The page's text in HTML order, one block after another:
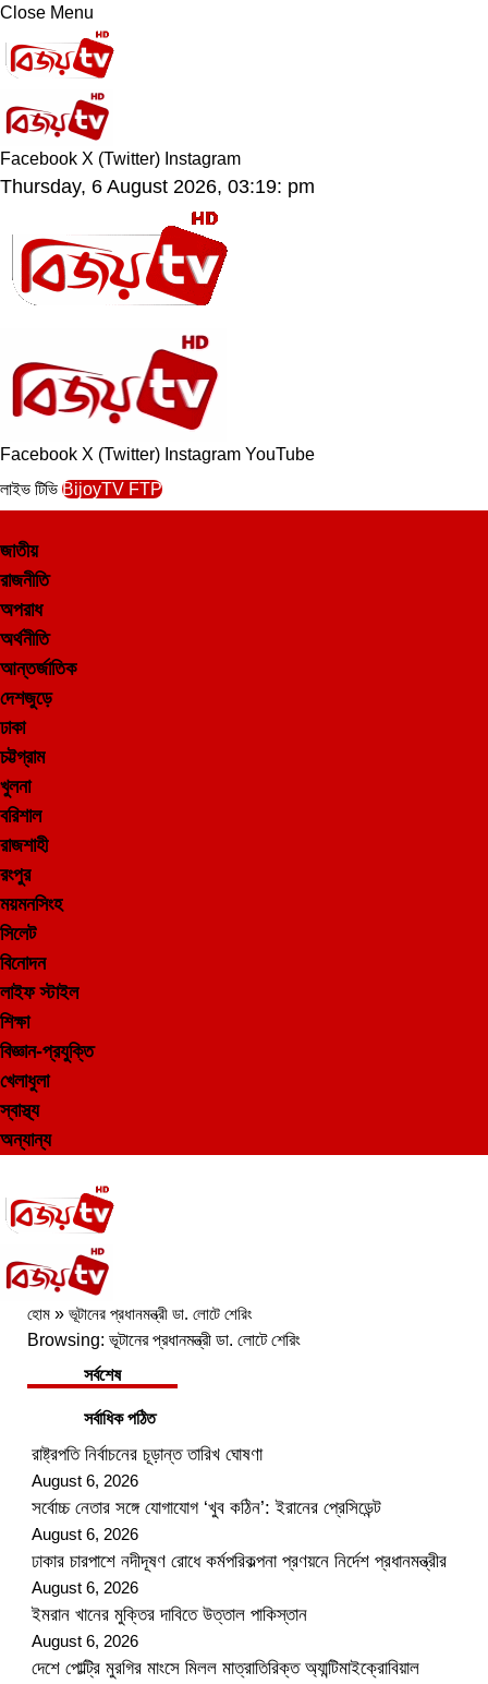
Close Menu
Facebook X (Twitter) Instagram
Thursday, 6 August 2026, 03:19: pm
Facebook X (Twitter) Instagram YouTube
লাইভ টিভি BijoyTV FTP
জাতীয়
রাজনীতি
অপরাধ
অর্থনীতি
আন্তর্জাতিক
দেশজুড়ে
ঢাকা
চট্টগ্রাম
খুলনা
বরিশাল
রাজশাহী
রংপুর
ময়মনসিংহ
সিলেট
বিনোদন
লাইফ স্টাইল
শিক্ষা
বিজ্ঞান-প্রযুক্তি
খেলাধুলা
স্বাস্থ্য
অন্যান্য
হোম » ভূটানের প্রধানমন্ত্রী ডা. লোটে শেরিং
Browsing: ভূটানের প্রধানমন্ত্রী ডা. লোটে শেরিং
সর্বশেষ
সর্বাধিক পঠিত
রাষ্ট্রপতি নির্বাচনের চূড়ান্ত তারিখ ঘোষণা
August 6, 2026
সর্বোচ্চ নেতার সঙ্গে যোগাযোগ ‘খুব কঠিন’: ইরানের প্রেসিডেন্ট
August 6, 2026
ঢাকার চারপাশে নদীদূষণ রোধে কর্মপরিকল্পনা প্রণয়নে নির্দেশ প্রধানমন্ত্রীর
August 6, 2026
ইমরান খানের মুক্তির দাবিতে উত্তাল পাকিস্তান
August 6, 2026
দেশে পোল্ট্রি মুরগির মাংসে মিলল মাত্রাতিরিক্ত অ্যান্টিমাইক্রোবিয়াল